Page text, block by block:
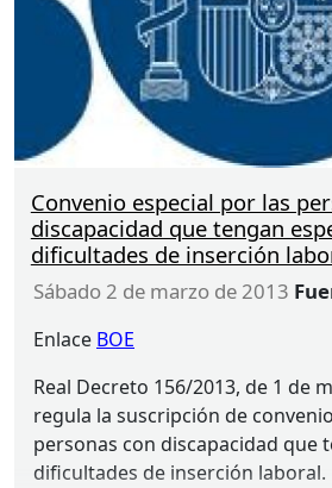
- Mato se reúne con Michelle
ONUMujeres, para
Gobierno a la lucha por la
empoderamiento de las mujeres
- España acogerá en abril una
para intercambiar buenas
contra la violencia de género.
Convenio especial por las
discapacidad que tengan
dificultades de inserción
sábado 2 de marzo de 2013
Enlace BOE
Real Decreto 156/2013, de 1 de
regula la suscripción de
personas con discapacidad que
dificultades de inserción laboral.